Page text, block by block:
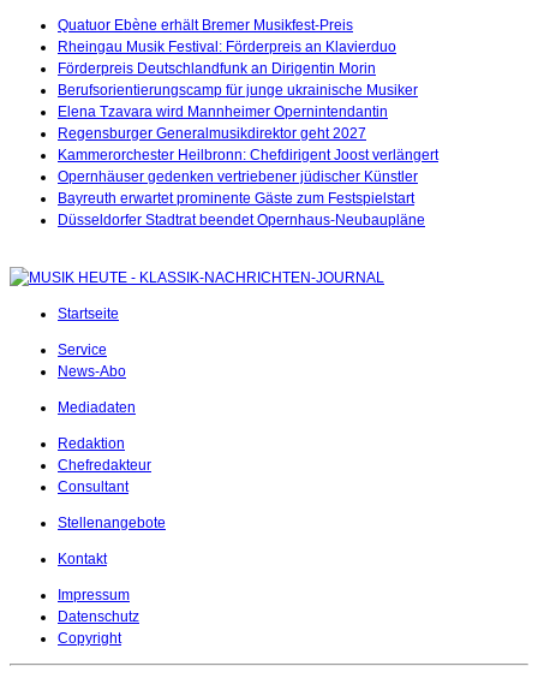
Quatuor Ebène erhält Bremer Musikfest-Preis
Rheingau Musik Festival: Förderpreis an Klavierduo
Förderpreis Deutschlandfunk an Dirigentin Morin
Berufsorientierungscamp für junge ukrainische Musiker
Elena Tzavara wird Mannheimer Opernintendantin
Regensburger Generalmusikdirektor geht 2027
Kammerorchester Heilbronn: Chefdirigent Joost verlängert
Opernhäuser gedenken vertriebener jüdischer Künstler
Bayreuth erwartet prominente Gäste zum Festspielstart
Düsseldorfer Stadtrat beendet Opernhaus-Neubaupläne
Startseite
Service
News-Abo
Mediadaten
Redaktion
Chefredakteur
Consultant
Stellenangebote
Kontakt
Impressum
Datenschutz
Copyright